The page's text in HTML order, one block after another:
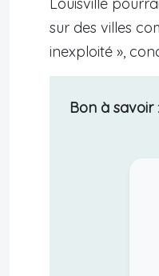
Louisville
sur des villes
inexploité »,
Bon à savoir: